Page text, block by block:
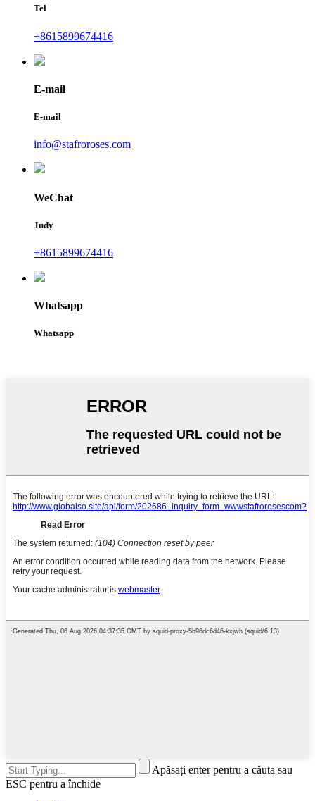
Tel
+8615899674416
E-mail
E-mail
info@stafroroses.com
WeChat
Judy
+8615899674416
Whatsapp
Whatsapp
Apăsați enter pentru a căuta sau
ESC pentru a închide